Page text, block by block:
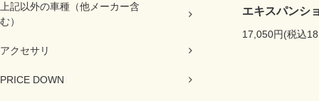
上記以外の車種（他メーカー含
む）
アクセサリ
PRICE DOWN
エキスパンシ
17,050円(税込